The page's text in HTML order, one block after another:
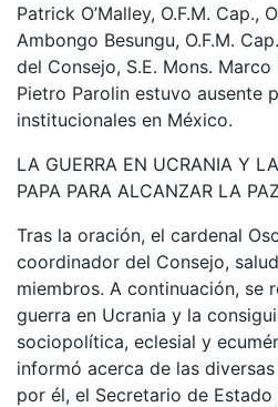
Patrick O’Malley, O.F.M. Cap.,
Ambongo Besungu, O.F.M.
del Consejo, S.E. Mons.
Pietro Parolin estuvo ausente
institucionales en México.
LA GUERRA EN UCRANIA Y
PAPA PARA ALCANZAR LA PAZ
Tras la oración, el cardenal
coordinador del Consejo,
miembros. A continuación, se
guerra en Ucrania y la
sociopolítica, eclesial y
informó acerca de las
por él, el Secretario de